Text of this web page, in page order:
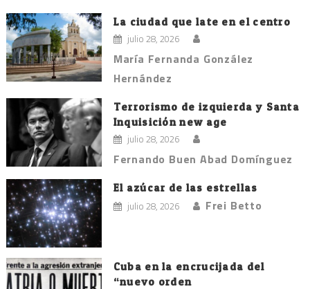
entradas
La ciudad que late en el centro
julio 28, 2026
María Fernanda González
Hernández
Terrorismo de izquierda y Santa
Inquisición new age
julio 28, 2026
Fernando Buen Abad Domínguez
El azúcar de las estrellas
julio 28, 2026 Frei Betto
Cuba en la encrucijada del
“nuevo orden